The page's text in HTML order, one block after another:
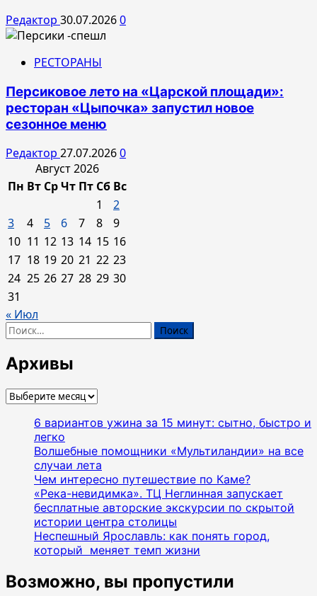
Редактор 30.07.20260
РЕСТОРАНЫ
Персиковое лето на «Царской площади»:
ресторан «Цыпочка» запустил новое
сезонное меню
Редактор 27.07.20260
Август 2026
Пн Вт СрЧт Пт Сб Вс
1
2
3
4 5 6 7 8
9
10 11 12 13 14 15 16
17 18 19 20 21 22 23
24 25 26 27 28 29 30
31
« Июл
Найти:
Архивы
Архивы
6 вариантов ужина за 15 минут: сытно, быстро и
легко
Волшебные помощники «Мультиландии» на все
случаи лета
Чем интересно путешествие по Каме?
«Река-невидимка». ТЦ Неглинная запускает
бесплатные авторские экскурсии по скрытой
истории центра столицы
Неспешный Ярославль: как понять город,
который меняет темп жизни
Возможно, вы пропустили